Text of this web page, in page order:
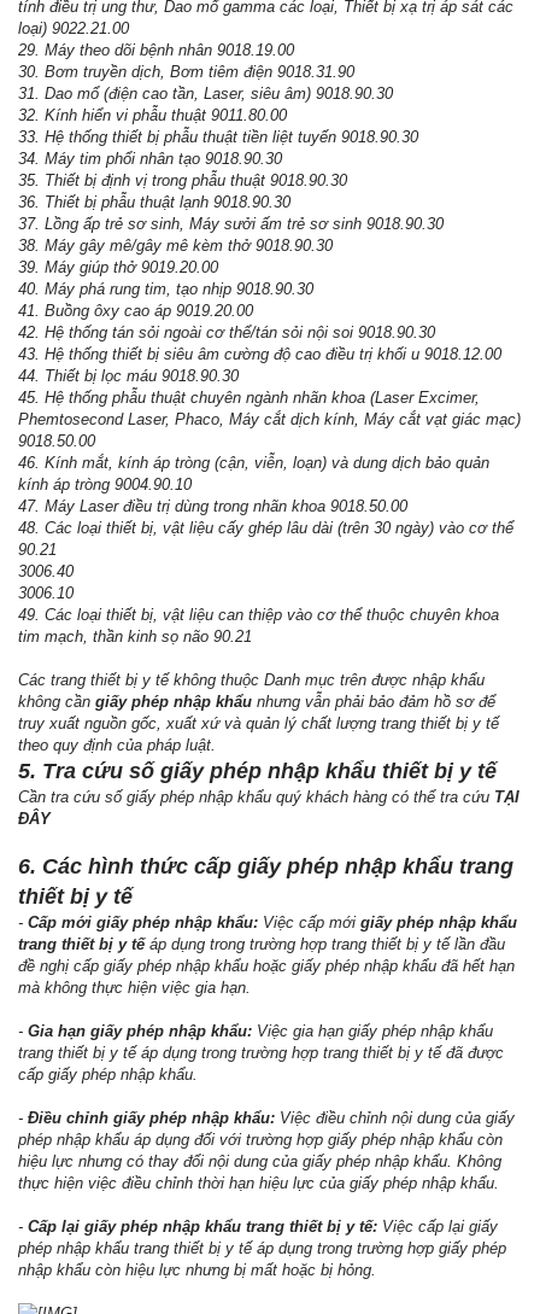
tính điều trị ung thư, Dao mổ gamma các loại, Thiết bị xạ trị áp sát các
loại) 9022.21.00
29. Máy theo dõi bệnh nhân 9018.19.00
30. Bơm truyền dịch, Bơm tiêm điện 9018.31.90
31. Dao mổ (điện cao tần, Laser, siêu âm) 9018.90.30
32. Kính hiển vi phẫu thuật 9011.80.00
33. Hệ thống thiết bị phẫu thuật tiền liệt tuyến 9018.90.30
34. Máy tim phổi nhân tạo 9018.90.30
35. Thiết bị định vị trong phẫu thuật 9018.90.30
36. Thiết bị phẫu thuật lạnh 9018.90.30
37. Lồng ấp trẻ sơ sinh, Máy sưởi ấm trẻ sơ sinh 9018.90.30
38. Máy gây mê/gây mê kèm thở 9018.90.30
39. Máy giúp thở 9019.20.00
40. Máy phá rung tim, tạo nhịp 9018.90.30
41. Buồng ôxy cao áp 9019.20.00
42. Hệ thống tán sỏi ngoài cơ thể/tán sỏi nội soi 9018.90.30
43. Hệ thống thiết bị siêu âm cường độ cao điều trị khối u 9018.12.00
44. Thiết bị lọc máu 9018.90.30
45. Hệ thống phẫu thuật chuyên ngành nhãn khoa (Laser Excimer,
Phemtosecond Laser, Phaco, Máy cắt dịch kính, Máy cắt vạt giác mạc)
9018.50.00
46. Kính mắt, kính áp tròng (cận, viễn, loạn) và dung dịch bảo quản
kính áp tròng 9004.90.10
47. Máy Laser điều trị dùng trong nhãn khoa 9018.50.00
48. Các loại thiết bị, vật liệu cấy ghép lâu dài (trên 30 ngày) vào cơ thể
90.21
3006.40
3006.10
49. Các loại thiết bị, vật liệu can thiệp vào cơ thể thuộc chuyên khoa
tim mạch, thần kinh sọ não 90.21
Các trang thiết bị y tế không thuộc Danh mục trên được nhập khẩu
không cần giấy phép nhập khẩu nhưng vẫn phải bảo đảm hồ sơ để
truy xuất nguồn gốc, xuất xứ và quản lý chất lượng trang thiết bị y tế
theo quy định của pháp luật.
5. Tra cứu số giấy phép nhập khẩu thiết bị y tế
Cần tra cứu số giấy phép nhập khẩu quý khách hàng có thể tra cứu TẠI
ĐÂY
6. Các hình thức cấp giấy phép nhập khẩu trang
thiết bị y tế
- Cấp mới giấy phép nhập khẩu: Việc cấp mới giấy phép nhập khẩu
trang thiết bị y tếáp dụng trong trường hợp trang thiết bị y tế lần đầu
đề nghị cấp giấy phép nhập khẩu hoặc giấy phép nhập khẩu đã hết hạn
mà không thực hiện việc gia hạn.
- Gia hạn giấy phép nhập khẩu: Việc gia hạn giấy phép nhập khẩu
trang thiết bị y tế áp dụng trong trường hợp trang thiết bị y tế đã được
cấp giấy phép nhập khẩu.
- Điều chỉnh giấy phép nhập khẩu: Việc điều chỉnh nội dung của giấy
phép nhập khẩu áp dụng đối với trường hợp giấy phép nhập khẩu còn
hiệu lực nhưng có thay đổi nội dung của giấy phép nhập khẩu. Không
thực hiện việc điều chỉnh thời hạn hiệu lực của giấy phép nhập khẩu.
- Cấp lại giấy phép nhập khẩu trang thiết bị y tế: Việc cấp lại giấy
phép nhập khẩu trang thiết bị y tế áp dụng trong trường hợp giấy phép
nhập khẩu còn hiệu lực nhưng bị mất hoặc bị hỏng.